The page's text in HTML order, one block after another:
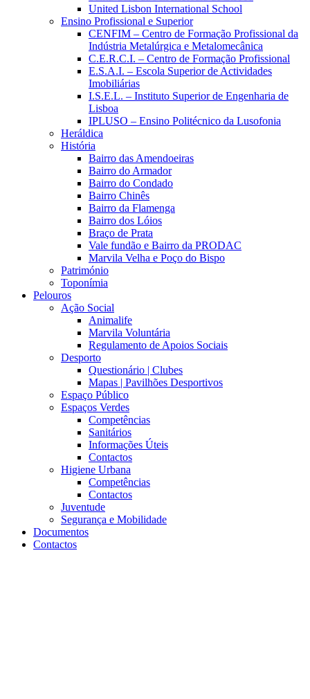
United Lisbon International School
Ensino Profissional e Superior
CENFIM – Centro de Formação Profissional da
Indústria Metalúrgica e Metalomecânica
C.E.R.C.I. – Centro de Formação Profissional
E.S.A.I. – Escola Superior de Actividades
Imobiliárias
I.S.E.L. – Instituto Superior de Engenharia de
Lisboa
IPLUSO – Ensino Politécnico da Lusofonia
Heráldica
História
Bairro das Amendoeiras
Bairro do Armador
Bairro do Condado
Bairro Chinês
Bairro da Flamenga
Bairro dos Lóios
Braço de Prata
Vale fundão e Bairro da PRODAC
Marvila Velha e Poço do Bispo
Património
Toponímia
Pelouros
Ação Social
Animalife
Marvila Voluntária
Regulamento de Apoios Sociais
Desporto
Questionário | Clubes
Mapas | Pavilhões Desportivos
Espaço Público
Espaços Verdes
Competências
Sanitários
Informações Úteis
Contactos
Higiene Urbana
Competências
Contactos
Juventude
Segurança e Mobilidade
Documentos
Contactos